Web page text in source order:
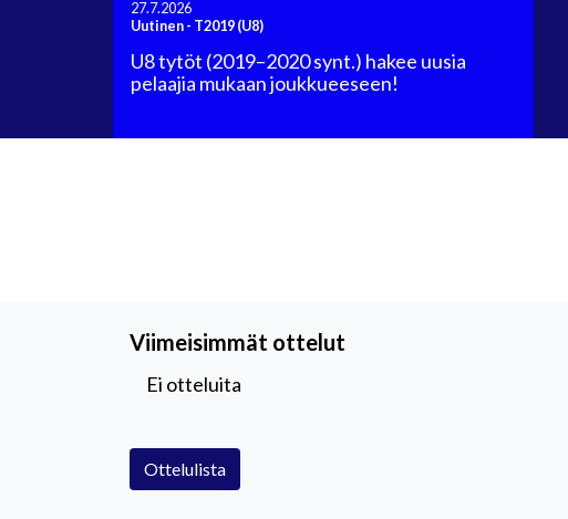
27.7.2026
Uutinen- T2019 (U8)
U8 tytöt (2019–2020 synt.) hakee uusia
pelaajia mukaan joukkueeseen!
Viimeisimmät ottelut
Ei otteluita
Ottelulista